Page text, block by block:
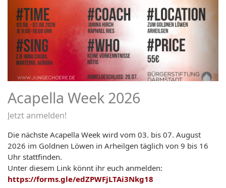
Acapella Week 2026
Jetzt anmelden!
Die nächste Acapella Week wird vom 03. bis 07. August
2026 im Goldnen Löwen in Arheilgen täglich von 9 bis 16
Uhr stattfinden.
Unter diesem Link könnt ihr euch anmelden:
https://forms.gle/edZPWFjLTAi3Nkg18